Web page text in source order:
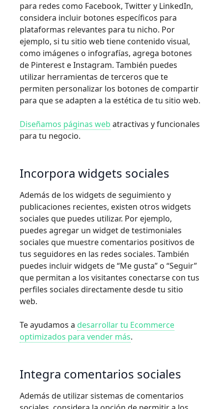
para redes como Facebook, Twitter y LinkedIn,
considera incluir botones específicos para
plataformas relevantes para tu nicho. Por
ejemplo, si tu sitio web tiene contenido visual,
como imágenes o infografías, agrega botones
de Pinterest e Instagram. También puedes
utilizar herramientas de terceros que te
permiten personalizar los botones de compartir
para que se adapten a la estética de tu sitio web.
Diseñamos páginas web atractivas y funcionales
para tu negocio.
Incorpora widgets sociales
Además de los widgets de seguimiento y
publicaciones recientes, existen otros widgets
sociales que puedes utilizar. Por ejemplo,
puedes agregar un widget de testimoniales
sociales que muestre comentarios positivos de
tus seguidores en las redes sociales. También
puedes incluir widgets de “Me gusta” o “Seguir”
que permitan a los visitantes conectarse con tus
perfiles sociales directamente desde tu sitio
web.
Te ayudamos a desarrollar tu Ecommerce
optimizados para vender más.
Integra comentarios sociales
Además de utilizar sistemas de comentarios